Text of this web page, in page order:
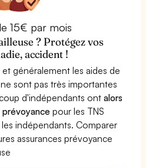
15€ par mois
? Protégez vos
accident !
généralement les aides de
sont pas très importantes
d'indépendants ontalors
prévoyance pour les TNS
indépendants. Comparer
assurances prévoyance